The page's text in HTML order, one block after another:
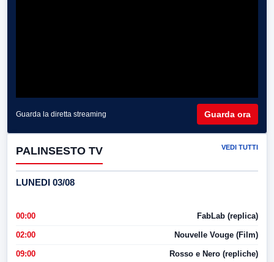
Guarda la diretta streaming Guarda ora
PALINSESTO TV VEDI TUTTI
LUNEDI 03/08
00:00 FabLab (replica)
02:00 Nouvelle Vouge (Film)
09:00 Rosso e Nero (repliche)